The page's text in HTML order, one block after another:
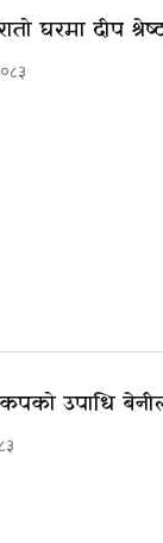
घरमा दीप
उपाधि